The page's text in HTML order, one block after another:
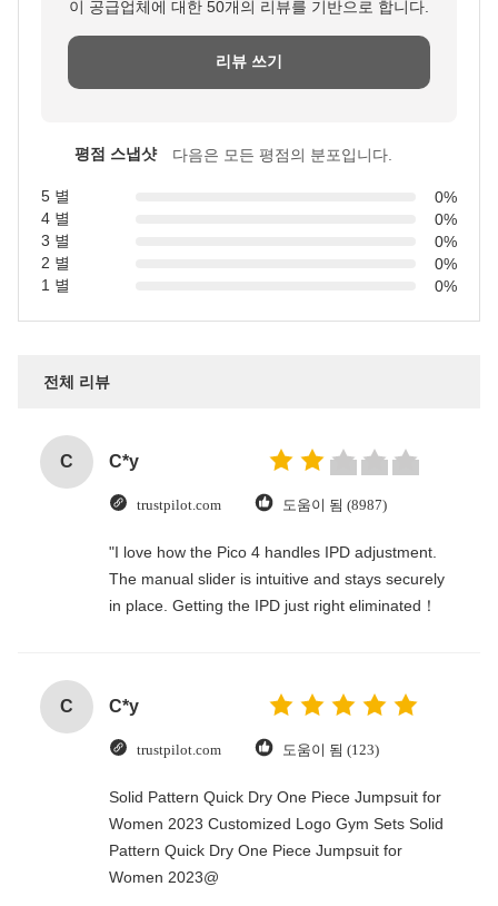
이 공급업체에 대한 50개의 리뷰를 기반으로 합니다.
리뷰 쓰기
평점 스냅샷 다음은 모든 평점의 분포입니다.
5 별
0%
4 별
0%
3 별
0%
2 별
0%
1 별
0%
전체 리뷰
C C*y
trustpilot.com 도움이 됨 (8987)
"I love how the Pico 4 handles IPD adjustment.
The manual slider is intuitive and stays securely
in place. Getting the IPD just right eliminated！
C C*y
trustpilot.com 도움이 됨 (123)
Solid Pattern Quick Dry One Piece Jumpsuit for
Women 2023 Customized Logo Gym Sets Solid
Pattern Quick Dry One Piece Jumpsuit for
Women 2023@